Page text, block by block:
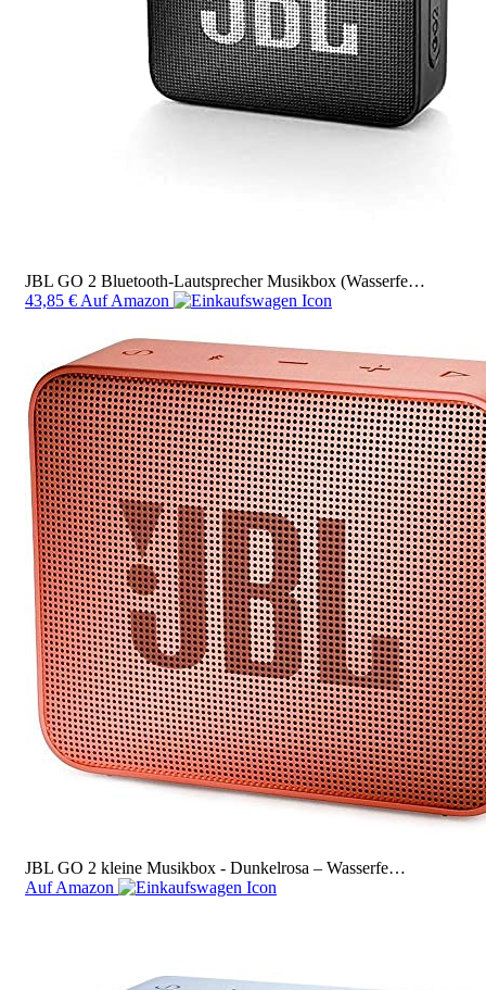
JBL GO 2 Bluetooth-Lautsprecher Musikbox (Wasserfe…
43,85 € Auf Amazon
JBL GO 2 kleine Musikbox - Dunkelrosa – Wasserfe…
Auf Amazon